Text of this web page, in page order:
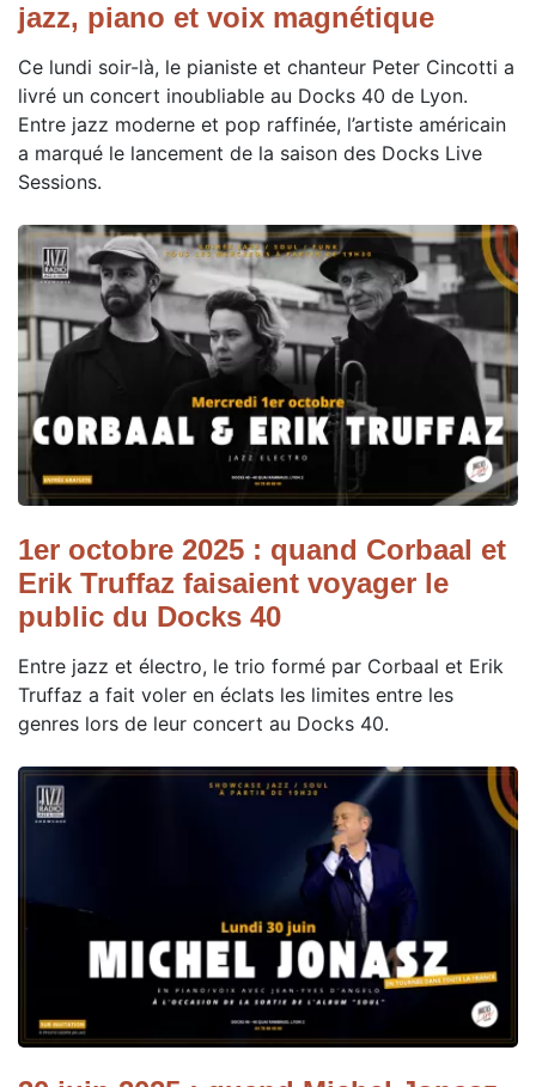
jazz, piano et voix magnétique
Ce lundi soir-là, le pianiste et chanteur Peter Cincotti a
livré un concert inoubliable au Docks 40 de Lyon.
Entre jazz moderne et pop raffinée, l’artiste américain
a marqué le lancement de la saison des Docks Live
Sessions.
1er octobre 2025 : quand Corbaal et
Erik Truffaz faisaient voyager le
public du Docks 40
Entre jazz et électro, le trio formé par Corbaal et Erik
Truffaz a fait voler en éclats les limites entre les
genres lors de leur concert au Docks 40.